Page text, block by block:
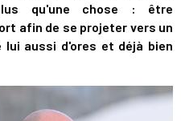
qu'une chose : être
afin de se projeter vers un
aussi d'ores et déjà bien